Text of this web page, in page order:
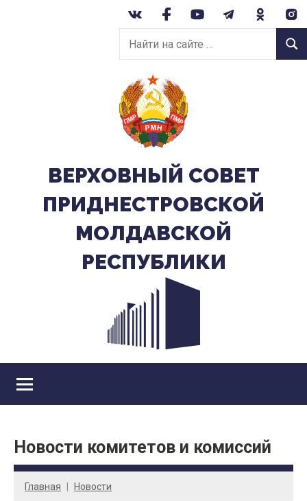
Найти
на
сайте:
ВЕРХОВНЫЙ CОВЕТ
ПРИДНЕСТРОВСКОЙ
МОЛДАВСКОЙ
РЕСПУБЛИКИ
Новости комитетов и комиссий
Главная Новости